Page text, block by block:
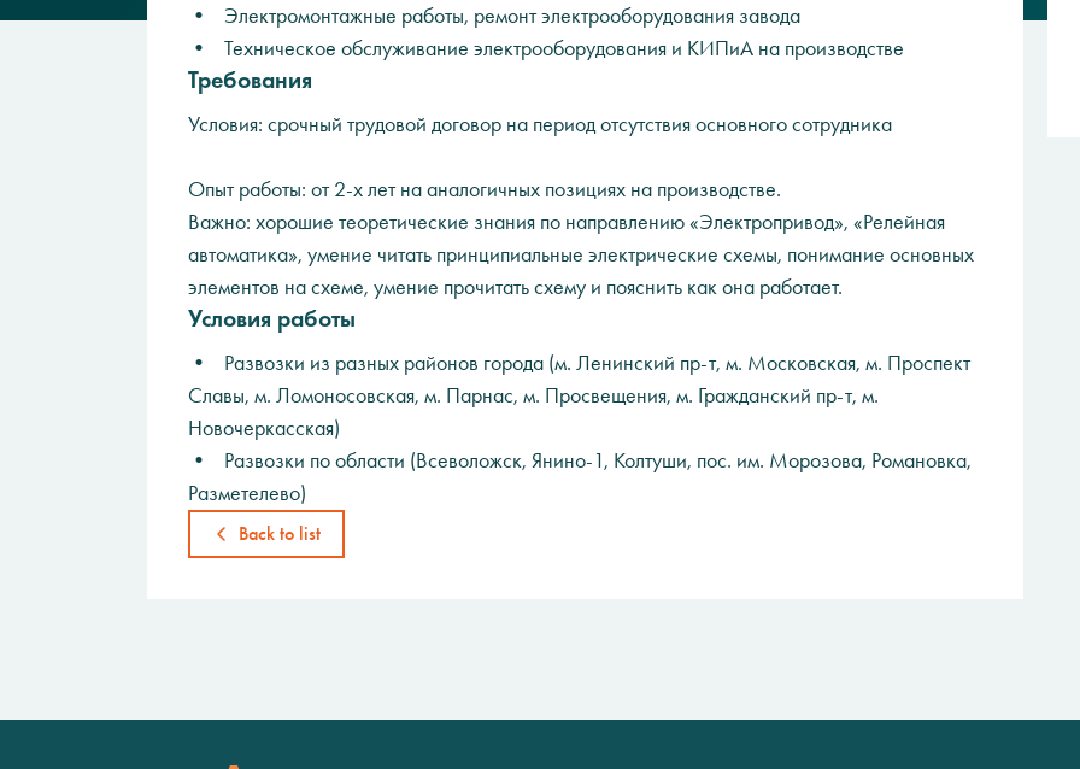
• Электромонтажные работы, ремонт электрооборудования завода
• Техническое обслуживание электрооборудования и КИПиА на производстве
Требования
Условия: срочный трудовой договор на период отсутствия основного сотрудника
Опыт работы: от 2-х лет на аналогичных позициях на производстве.
Важно: хорошие теоретические знания по направлению «Электропривод», «Релейная
автоматика», умение читать принципиальные электрические схемы, понимание основных
элементов на схеме, умение прочитать схему и пояснить как она работает.
Условия работы
• Развозки из разных районов города (м. Ленинский пр-т, м. Московская, м. Проспект
Славы, м. Ломоносовская, м. Парнас, м. Просвещения, м. Гражданский пр-т, м.
Новочеркасская)
• Развозки по области (Всеволожск, Янино-1, Колтуши, пос. им. Морозова, Романовка,
Разметелево)
Back to list